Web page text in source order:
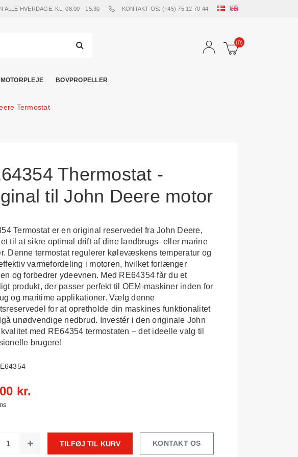
ALLE HVERDAGE: KL. 08.00 - 15.30 KONTAKT OS: (+45) 75 12 70 44
(0)
MOTORPLEJE BOVPROPELLER
Termostat
Thermostat -
til John Deere motor
Termostat er en original reservedel fra John Deere,
til at sikre optimal drift af dine landbrugs- eller marine
Denne termostat regulerer kølevæskens temperatur og
varmefordeling i motoren, hvilket forlænger
og forbedrer ydeevnen. Med RE64354 får du et
produkt, der passer perfekt til OEM-maskiner inden for
og maritime applikationer. Vælg denne
for at opretholde din maskines funktionalitet
unødvendige nedbrud. Investér i den originale John
med RE64354 termostaten – det ideelle valg til
brugere!
kr.
TILFØJ TIL KURV KONTAKT OS